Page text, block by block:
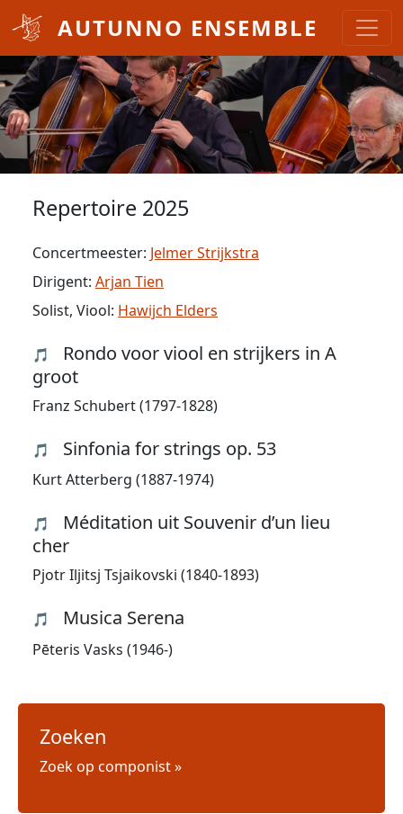
Overslaan en naar de inhoud gaan
AUTUNNO ENSEMBLE
Zoeken
Zoek op componist »
Repertoire 2025
Concertmeester: Jelmer Strijkstra
Dirigent: Arjan Tien
Solist, Viool: Hawijch Elders
🎵
Rondo voor viool en strijkers in A
groot
Franz Schubert (1797-1828)
🎵 Sinfonia for strings op. 53
Kurt Atterberg (1887-1974)
🎵
Méditation uit Souvenir d’un lieu
cher
Pjotr Iljitsj Tsjaikovski (1840-1893)
🎵 Musica Serena
Pēteris Vasks (1946-)